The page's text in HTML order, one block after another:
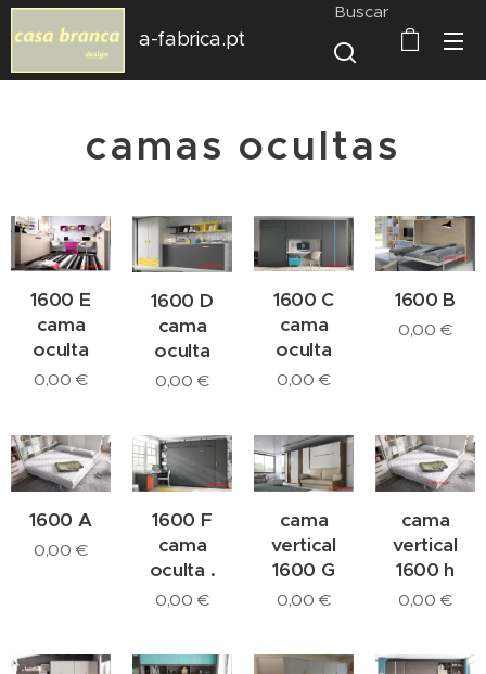
a-fabrica.pt
Buscar
camas ocultas
1600 E
cama
oculta
0,00 €
1600 D
cama
oculta
0,00 €
1600 C
cama
oculta
0,00 €
1600 B
0,00 €
1600 A
0,00 €
1600 F
cama
oculta .
0,00 €
cama
vertical
1600 G
0,00 €
cama
vertical
1600 h
0,00 €